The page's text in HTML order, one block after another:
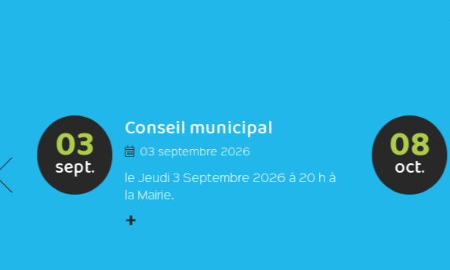
03
sept.
Conseil municipal
03 septembre 2026
le Jeudi 3 Septembre 2026 à 20 h à
la Mairie.
+
08
oct.